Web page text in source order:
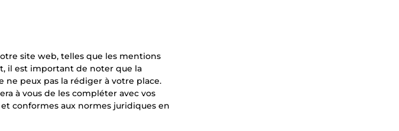
site web, telles que les mentions
il est important de noter que la
peux pas la rédiger à votre place.
à vous de les compléter avec vos
conformes aux normes juridiques en